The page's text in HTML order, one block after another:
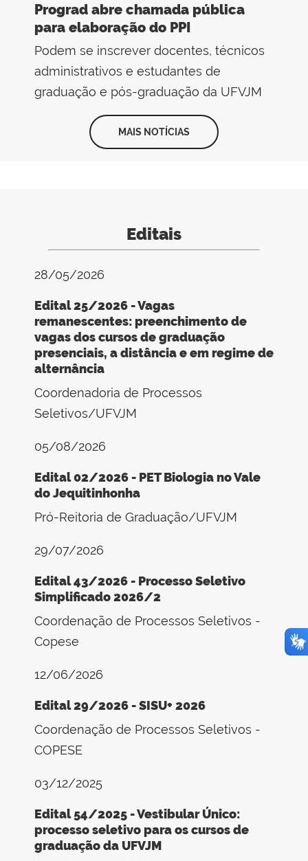
Prograd abre chamada pública
para elaboração do PPI
Podem se inscrever docentes, técnicos
administrativos e estudantes de
graduação e pós-graduação da UFVJM
MAIS NOTÍCIAS
Editais
28/05/2026
Edital 25/2026 - Vagas
remanescentes: preenchimento de
vagas dos cursos de graduação
presenciais, a distância e em regime de
alternância
Coordenadoria de Processos
Seletivos/UFVJM
05/08/2026
Edital 02/2026 - PET Biologia no Vale
do Jequitinhonha
Pró-Reitoria de Graduação/UFVJM
29/07/2026
Edital 43/2026 - Processo Seletivo
Simplificado 2026/2
Coordenação de Processos Seletivos -
Copese
12/06/2026
Edital 29/2026 - SISU+ 2026
Coordenação de Processos Seletivos -
COPESE
03/12/2025
Edital 54/2025 - Vestibular Único:
processo seletivo para os cursos de
graduação da UFVJM